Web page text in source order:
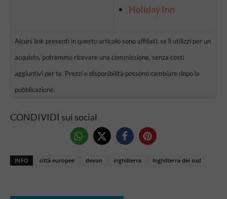
Holiday Inn
Alcuni link presenti in questo articolo sono affiliati: se li utilizzi per un
acquisto, potremmo ricevere una commissione, senza costi
aggiuntivi per te. Prezzi e disponibilità possono cambiare dopo la
pubblicazione.
CONDIVIDI sui social
INFO città europee devon inghilterra Inghilterra del sud